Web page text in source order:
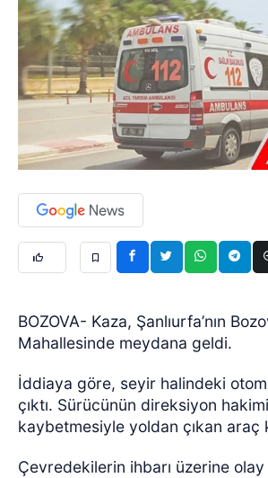
BOZOVA- Kaza, Şanlıurfa’nın
Mahallesinde meydana geldi.
İddiaya göre, seyir halindeki
çıktı. Sürücünün direksiyon
kaybetmesiyle yoldan çıkan araç
Çevredekilerin ihbarı üzerine olay